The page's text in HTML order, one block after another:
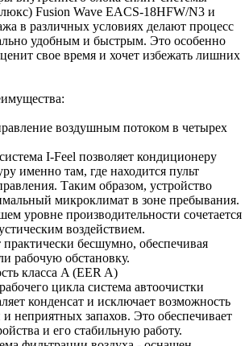
Fusion Wave EACS-18HFW/N3 и
в различных условиях делают процесс
удобным и быстрым. Это особенно
свое время и хочет избежать лишних
воздушным потоком в четырех
I-Feel позволяет кондиционеру
именно там, где находится пульт
Таким образом, устройство
микроклимат в зоне пребывания.
уровне производительности сочетается
воздействием.
бесшумно, обеспечивая
рабочую обстановку.
класса A (EER A)
цикла система автоочистки
конденсат и исключает возможность
неприятных запахов. Это обеспечивает
и его стабильную работу.